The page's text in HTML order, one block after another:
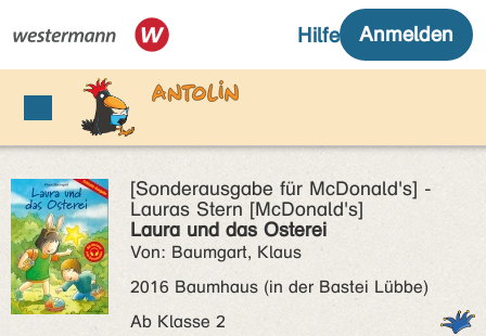
[Sonderausgabe für McDonald's] -
Lauras Stern [McDonald's]
Laura und das Osterei
Von: Baumgart, Klaus
2016 Baumhaus (in der Bastei Lübbe)
Ab Klasse 2